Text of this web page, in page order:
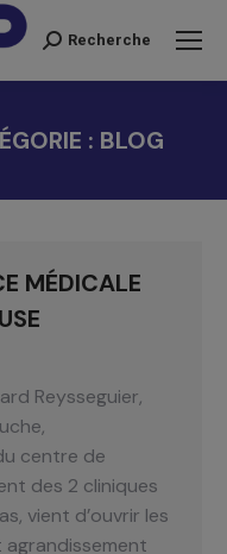
Recherche
Recherche
: BLOG
MÉDICALE
Reysseguier,
centre de
des 2 cliniques
vient d’ouvrir les